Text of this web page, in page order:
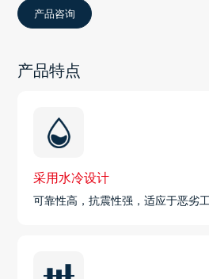
产品咨询
产品特点
采用水冷设计
可靠性高，抗震性强，适应于恶劣